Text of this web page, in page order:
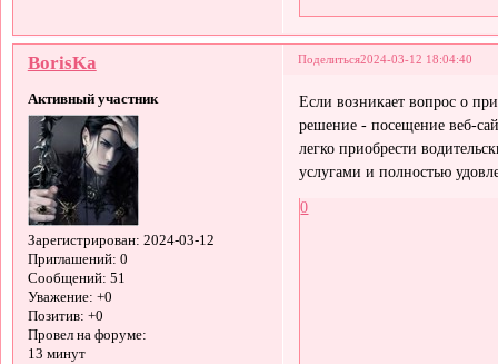
Поделиться2024-03-12 18:04:40
BorisKa
Активный участник
Зарегистрирован: 2024-03-12
Приглашений: 0
Сообщений: 51
Уважение: +0
Позитив: +0
Провел на форуме:
13 минут
Если возникает вопрос о
решение - посещение веб-
легко приобрести
услугами и полностью
0